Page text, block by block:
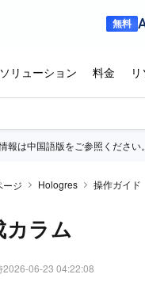
は中国語版をご参照ください。
ージ Hologres 操作ガイド
カラム
2026-06-23 04:22:08